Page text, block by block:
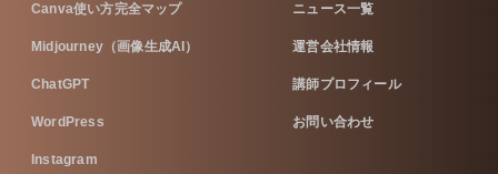
Canva使い方完全マップ
Midjourney（画像生成AI）
ChatGPT
WordPress
Instagram
ニュース一覧
運営会社情報
講師プロフィール
お問い合わせ